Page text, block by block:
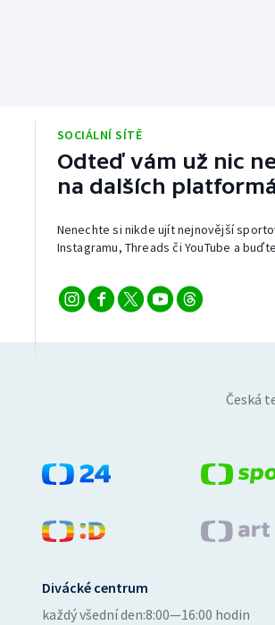
SOCIÁLNÍ SÍTĚ
Odteď vám už nic
na dalších
Nenechte si nikde ujít nejnovější
Instagramu, Threads či YouTube a
Česká
Divácké centrum
každý všední den:8:00—16:00 hodin